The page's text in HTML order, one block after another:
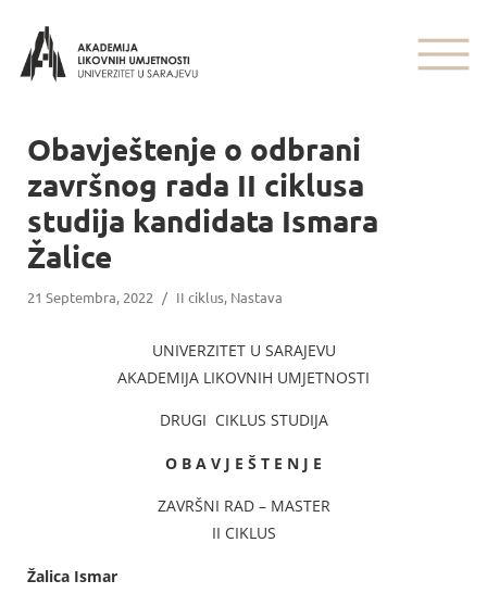
Obavještenje o odbrani
završnog rada II ciklusa
studija kandidata Ismara
Žalice
21 Septembra, 2022 / II ciklus, Nastava
UNIVERZITET U SARAJEVU
AKADEMIJA LIKOVNIH UMJETNOSTI
DRUGI CIKLUS STUDIJA
O B A V J E Š T E N J E
ZAVRŠNI RAD – MASTER
II CIKLUS
Žalica Ismar